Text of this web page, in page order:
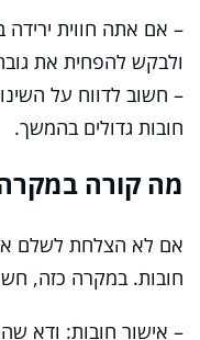
– אם אתה חווית
ולבקש להפחית את
– חשוב לדווח על
חובות גדולים בהמשך.
מה קורה
אם לא הצלחת לשלם את
חובות. במקרה כזה,
– אישור חובות: ודא